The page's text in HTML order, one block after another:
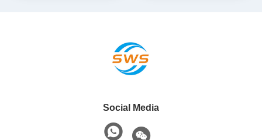
Social Media